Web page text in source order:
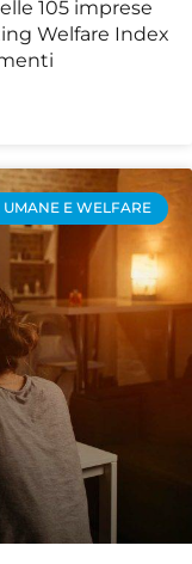
105 imprese
Welfare Index
UMANE E WELFARE